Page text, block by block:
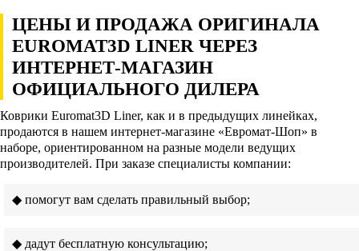
ЦЕНЫ И ПРОДАЖА ОРИГИНАЛА
EUROMAT3D LINER ЧЕРЕЗ
ИНТЕРНЕТ-МАГАЗИН
ОФИЦИАЛЬНОГО ДИЛЕРА
Коврики Euromat3D Liner, как и в предыдущих линейках,
продаются в нашем интернет-магазине «Евромат-Шоп» в
наборе, ориентированном на разные модели ведущих
производителей. При заказе специалисты компании:
◆ помогут вам сделать правильный выбор;
◆ дадут бесплатную консультацию;